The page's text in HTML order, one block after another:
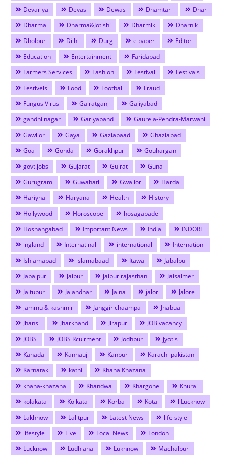
Devariya Devas Dewas Dhamtari
Dhar
Dharma
Dharma&Jotishi Dharmik
Dharnik
Dholpur
Dilhi Durg e paper
Editor
Education
Entertainment
Faridabad
Farmers Services
Fashion Festival
Festivals
Festivels
Food Football
Fraud
Fungus Virus
Gairatganj
Gajiyabad
gandhi nagar
Gariyaband
Gaurela-Pendra-Marwahi
Gawlior
Gaya Gaziabaad
Ghaziabad
Goa
Gonda Gorakhpur
Gouhargan
govt.jobs
Gujarat Gujrat
Guna
Gurugram
Guwahati Gwalior
Harda
Hariyna
Haryana Health
History
Hollywood
Horoscope
hosagabade
Hoshangabad
Important News India
INDORE
ingland
Internatinal international
Internationl
Ishlamabad
islamabaad Itawa
Jabalpu
Jabalpur
Jaipur jaipur rajasthan
Jaisalmer
Jaitupur
Jalandhar Jalna jalor
Jalore
jammu & kashmir
Janggir chaampa
Jhabua
Jhansi
Jharkhand Jirapur
JOB vacancy
JOBS
JOBS Rcuirment Jodhpur
jyotis
Kanada
Kannauj Kanpur
Karachi pakistan
Karnatak
katni
Khana Khazana
khana-khazana
Khandwa Khargone
Khurai
kolakata
Kolkata Korba Kota
l Lucknow
Lakhnow
Lalitpur Latest News
life style
lifestyle
Live Local News
London
Lucknow
Ludhiana Lukhnow
Machalpur